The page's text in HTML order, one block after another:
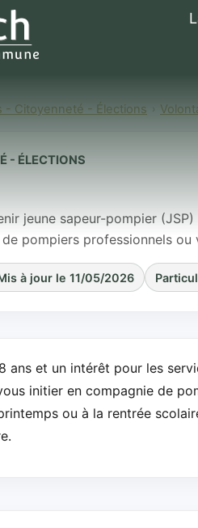
- Citoyenneté - Élections
- ÉLECTIONSqu'un
jeune sapeur-pompier
pompiers professionnels ou
à jour le 11/05/2026
ans et un intérêt pour les
initier en compagnie de
ou à la rentrée